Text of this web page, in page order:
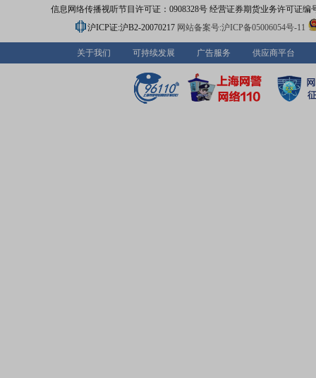
信息网络传播视听节目许可证：0908328号 经营证券期货业务许可证编
沪ICP证:沪B2-20070217 网站备案号:沪ICP备05006054号-11
关于我们 可持续发展 广告服务 供应商平台